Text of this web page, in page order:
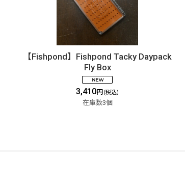
【Fishpond】Fishpond Tacky Daypack
Fly Box
3,410円 (税込)
在庫数3個